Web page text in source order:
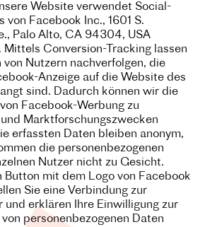
Website verwendet Social-
von Facebook Inc., 1601 S.
Palo Alto, CA 94304, USA
Mittels Conversion-Tracking lassen
von Nutzern nachverfolgen, die
Anzeige auf die Website des
sind. Dadurch können wir die
Facebook-Werbung zu
Marktforschungszwecken
erfassten Daten bleiben anonym,
die personenbezogenen
Nutzer nicht zu Gesicht.
Button mit dem Logo von Facebook
Sie eine Verbindung zur
und erklären Ihre Einwilligung zur
personenbezogenen Daten